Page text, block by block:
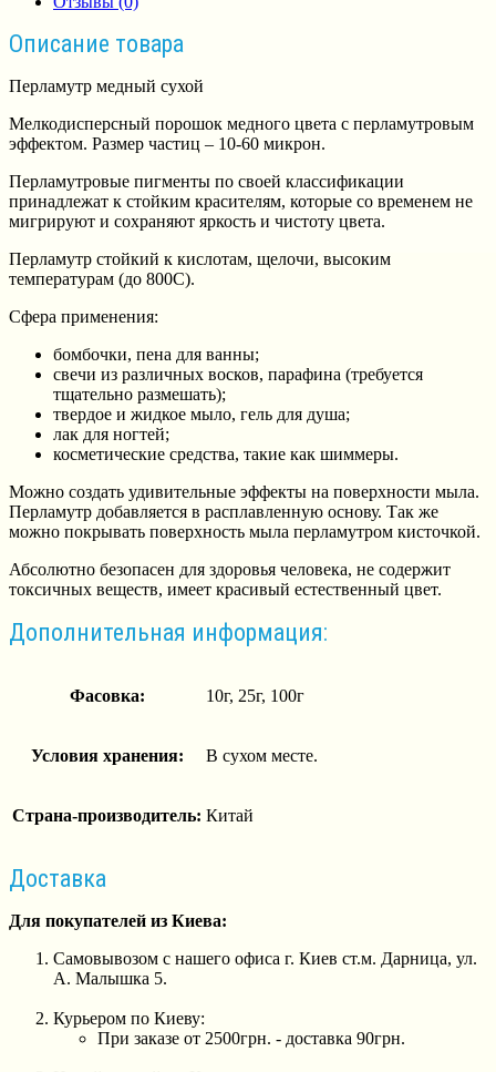
Описание товара
Перламутр медный сухой
Мелкодисперсный порошок медного цвета с перламутровым
эффектом. Размер частиц – 10-60 микрон.
Перламутровые пигменты по своей классификации
принадлежат к стойким красителям, которые со временем не
мигрируют и сохраняют яркость и чистоту цвета.
Перламутр стойкий к кислотам, щелочи, высоким
температурам (до 800С).
Сфера применения:
бомбочки, пена для ванны;
свечи из различных восков, парафина (требуется
тщательно размешать);
твердое и жидкое мыло, гель для душа;
лак для ногтей;
косметические средства, такие как шиммеры.
Можно создать удивительные эффекты на поверхности мыла.
Перламутр добавляется в расплавленную основу. Так же
можно покрывать поверхность мыла перламутром кисточкой.
Абсолютно безопасен для здоровья человека, не содержит
токсичных веществ, имеет красивый естественный цвет.
Дополнительная информация:
Фасовка: 10г, 25г, 100г
Условия хранения: В сухом месте.
Страна-производитель: Китай
Доставка
Для покупателей из Киева:
Самовывозом с нашего офиса г. Киев ст.м. Дарница, ул.
А. Малышка 5.
Курьером по Киеву:
При заказе от 2500грн. - доставка 90грн.